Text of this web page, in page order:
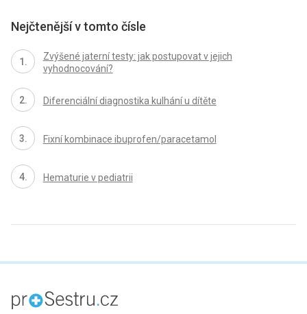
Nejčtenější v tomto čísle
Zvýšené jaterní testy: jak postupovat v jejich
vyhodnocování?
Diferenciální diagnostika kulhání u dítěte
Fixní kombinace ibuprofen/paracetamol
Hematurie v pediatrii
proLékaře.cz